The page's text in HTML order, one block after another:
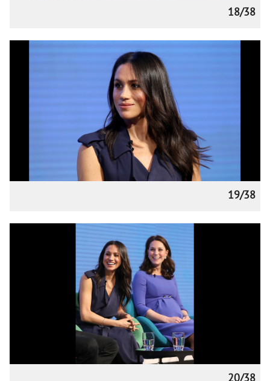
18/38
19/38
20/38